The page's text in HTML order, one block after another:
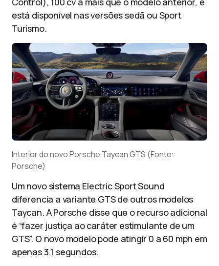
está disponível nas versões sedã ou Sport
Turismo.
Interior do novo Porsche Taycan GTS (Fonte:
Porsche)
Um novo sistema Electric Sport Sound
diferencia a variante GTS de outros modelos
Taycan. A Porsche disse que o recurso adicional
é “fazer justiça ao caráter estimulante de um
GTS”. O novo modelo pode atingir 0 a 60 mph em
apenas 3,1 segundos.